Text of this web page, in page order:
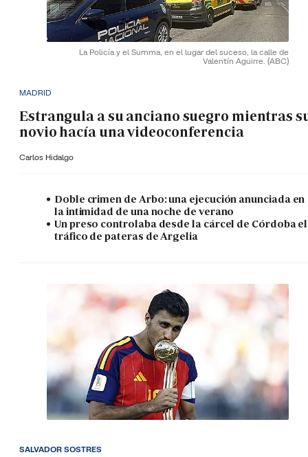
La Policía y el Summa, en el lugar del suceso, la calle de
Valentín Aguirre. (ABC)
MADRID
Estrangula a su anciano suegro mientras
novio hacía una videoconferencia
Carlos Hidalgo
Doble crimen de Arbo: una ejecución anunciada en
la intimidad de una noche de verano
Un preso controlaba desde la cárcel de Córdoba el
tráfico de pateras de Argelia
SALVADOR SOSTRES